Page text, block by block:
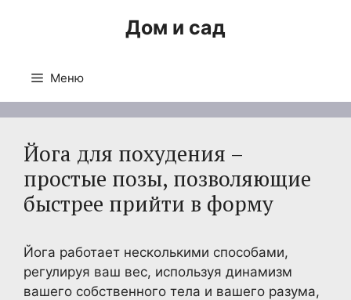
Дом и сад
Меню
Йога для похудения –
простые позы, позволяющие
быстрее прийти в форму
Йога работает несколькими способами,
регулируя ваш вес, используя динамизм
вашего собственного тела и вашего разума,